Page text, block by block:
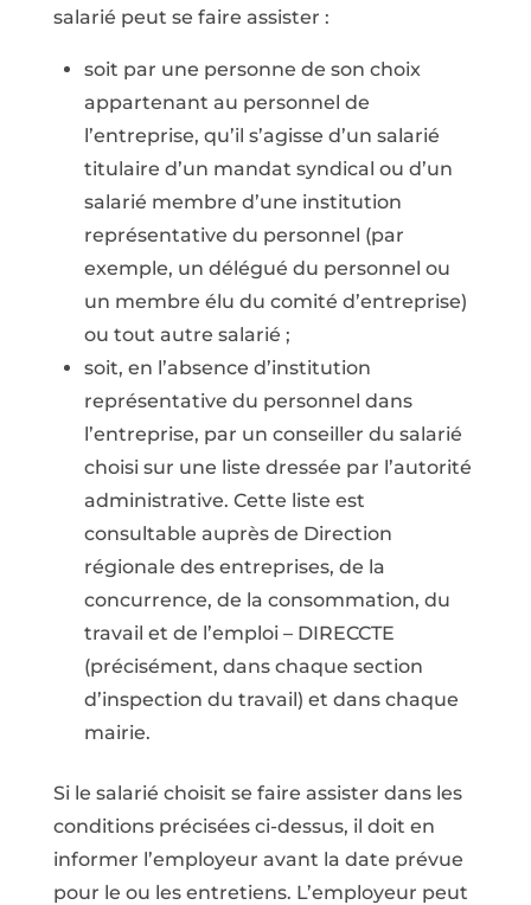
salarié peut se faire assister :
soit par une personne de son choix
appartenant au personnel de
l’entreprise, qu’il s’agisse d’un salarié
titulaire d’un mandat syndical ou d’un
salarié membre d’une institution
représentative du personnel (par
exemple, un délégué du personnel ou
un membre élu du comité d’entreprise)
ou tout autre salarié ;
soit, en l’absence d’institution
représentative du personnel dans
l’entreprise, par un conseiller du salarié
choisi sur une liste dressée par l’autorité
administrative. Cette liste est
consultable auprès de Direction
régionale des entreprises, de la
concurrence, de la consommation, du
travail et de l’emploi – DIRECCTE
(précisément, dans chaque section
d’inspection du travail) et dans chaque
mairie.
Si le salarié choisit se faire assister dans les
conditions précisées ci-dessus, il doit en
informer l’employeur avant la date prévue
pour le ou les entretiens. L’employeur peut